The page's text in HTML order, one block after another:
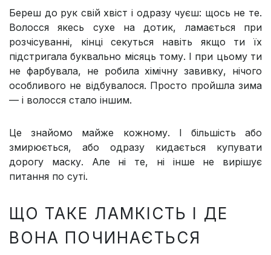
Береш до рук свій хвіст і одразу чуєш: щось не те.
Волосся якесь сухе на дотик, ламається при
розчісуванні, кінці секуться навіть якщо ти їх
підстригала буквально місяць тому. І при цьому ти
не фарбувала, не робила хімічну завивку, нічого
особливого не відбувалося. Просто пройшла зима
— і волосся стало іншим.
Це знайомо майже кожному. І більшість або
змирюється, або одразу кидається купувати
дорогу маску. Але ні те, ні інше не вирішує
питання по суті.
ЩО ТАКЕ ЛАМКІСТЬ І ДЕ
ВОНА ПОЧИНАЄТЬСЯ